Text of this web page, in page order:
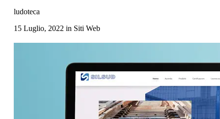
ludoteca
15 Luglio, 2022 in Siti Web